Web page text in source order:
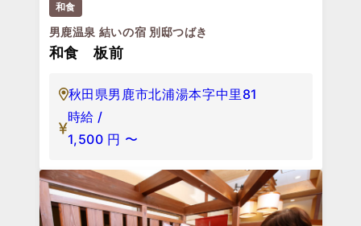
和食
男鹿温泉 結いの宿 別邸つばき
和食 板前
秋田県男鹿市北浦湯本字中里81
時給 /
1,500 円 〜